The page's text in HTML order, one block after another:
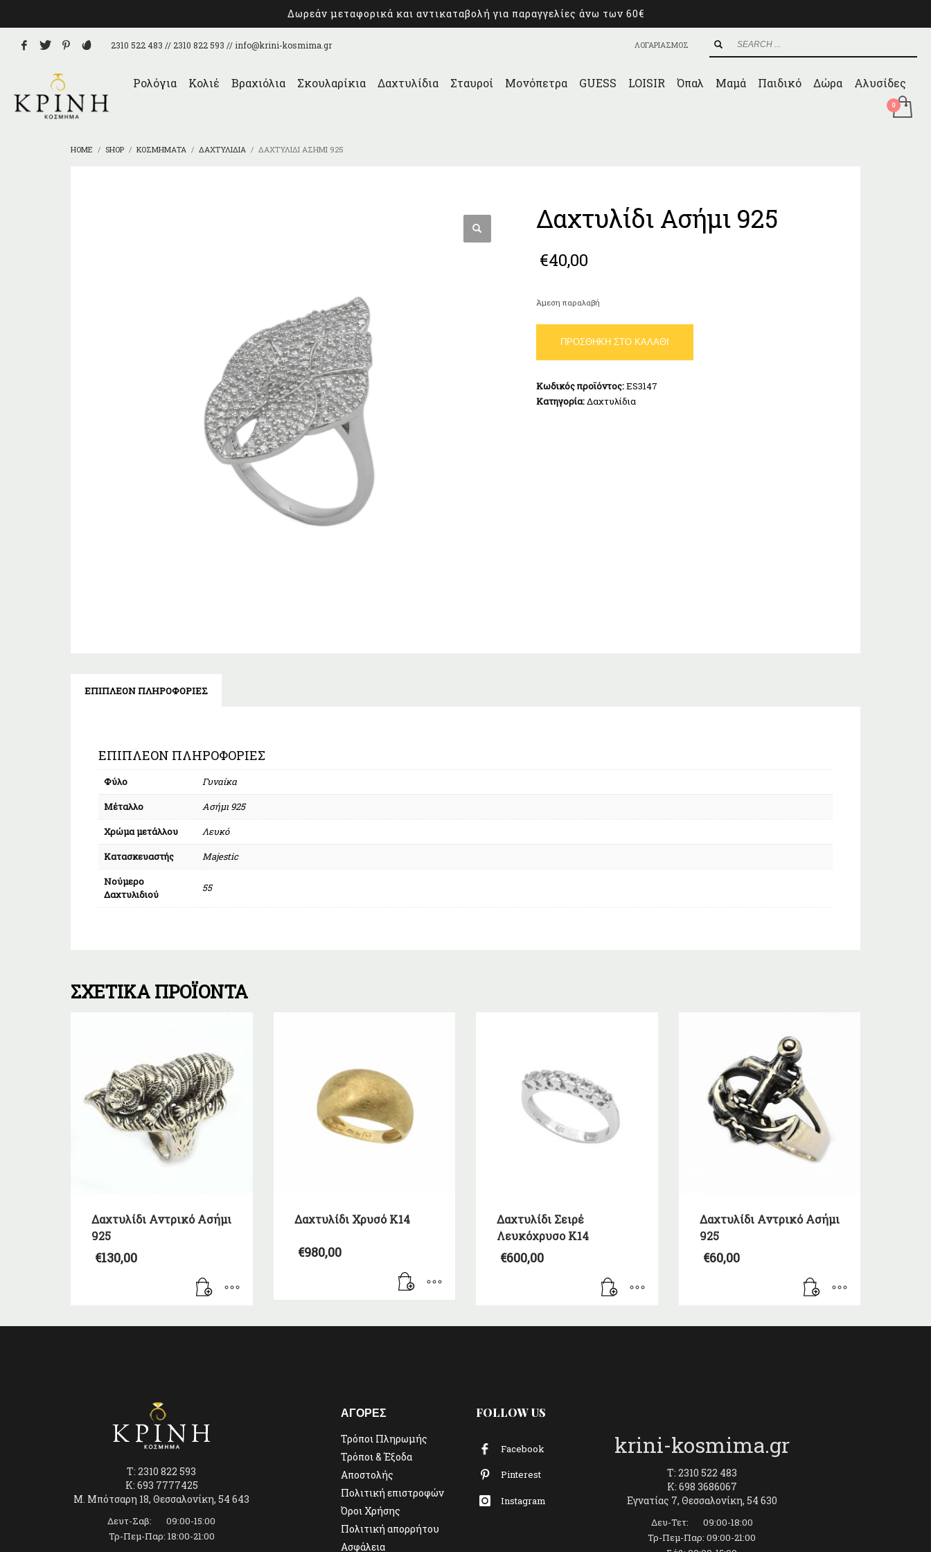
Δωρεάν μεταφορικά και αντικαταβολή για παραγγελίες άνω των 60€
2310 522 483 // 2310 822 593 // info@krini-kosmima.gr ΛΟΓΑΡΙΑΣΜΟΣ
Ρολόγια Κολιέ Βραχιόλια Σκουλαρίκια Δαχτυλίδια Σταυροί Μονόπετρα GUESS LOISIR Όπαλ Μαμά Παιδικό Δώρα Αλυσίδες
HOME SHOP ΚΟΣΜΉΜΑΤΑ ΔΑΧΤΥΛΊΔΙΑ ΔΑΧΤΥΛΊΔΙ ΑΣΉΜΙ 925
Δαχτυλίδι Ασήμι 925
€40,00
Άμεση παραλαβή
925
ΠΡΟΣΘΉΚΗ ΣΤΟ ΚΑΛΆΘΙ
Κωδικός προϊόντος:ES3147
Κατηγορία:Δαχτυλίδια
ΕΠΙΠΛΈΟΝ ΠΛΗΡΟΦΟΡΊΕΣ
ΕΠΙΠΛΈΟΝ ΠΛΗΡΟΦΟΡΊΕΣ
Φύλο
Γυναίκα
Μέταλλο
Ασήμι 925
Χρώμα μετάλλου
Λευκό
Κατασκευαστής
Majestic
Νούμερο
Δαχτυλιδιού
55
ΣΧΕΤΙΚΆ ΠΡΟΪΌΝΤΑ
Δαχτυλίδι Αντρικό Ασήμι
925
€130,00
Δαχτυλίδι Χρυσό Κ14
€980,00
Δαχτυλίδι Σειρέ
Λευκόχρυσο Κ14
€600,00
Δαχτυλίδι Αντρικό Ασήμι
925
€60,00
T: 2310 822 593
K: 693 7777425
Μ. Μπότσαρη 18, Θεσσαλονίκη, 54 643
Δευτ-Σαβ: 09:00-15:00
Τρ-Πεμ-Παρ: 18:00-21:00
ΑΓΟΡΕΣ
Τρόποι Πληρωμής
Τρόποι & Έξοδα
Αποστολής
Πολιτική επιστροφών
Όροι Χρήσης
Πολιτική απορρήτου
Ασφάλεια
FOLLOW US
Facebook
Pinterest
Instagram
krini-kosmima.gr
T: 2310 522 483
K: 698 3686067
Εγνατίας 7, Θεσσαλονίκη, 54 630
Δευ-Τετ: 09:00-18:00
Τρ-Πεμ-Παρ: 09:00-21:00